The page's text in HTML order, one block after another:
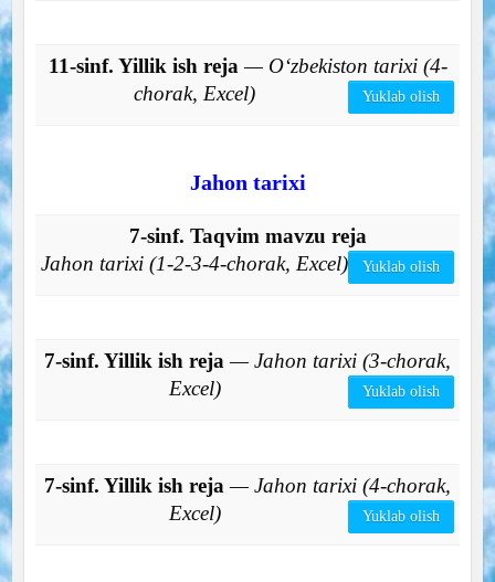
11-sinf. Yillik ish reja — O‘zbekiston tarixi (4-
chorak, Excel)
Yuklab olish
Jahon tarixi
7-sinf. Taqvim mavzu reja
Jahon tarixi (1-2-3-4-chorak, Excel)
Yuklab olish
7-sinf. Yillik ish reja — Jahon tarixi (3-chorak,
Excel)
Yuklab olish
7-sinf. Yillik ish reja — Jahon tarixi (4-chorak,
Excel)
Yuklab olish